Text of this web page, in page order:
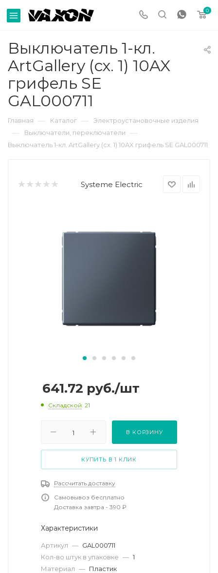
0
Выключатель 1-кл.
ArtGallery (сх. 1) 10AX
грифель SE
GAL000711
Главная — Каталог — Электроустановочные изделия
— Выключатели, переключатели —
Выключатель 1-кл. ArtGallery (сх. 1) 10AX грифель SE GAL000711
Systeme Electric
641.72 руб./шт
Складской: 21
В КОРЗИНУ
КУПИТЬ В 1 КЛИК
Рассчитать доставку
Самовывоз бесплатно
Доставка завтра - 390 ₽
Характеристики
Артикул — GAL000711
Кол-во штук в упаковке — 1
Материал — Пластик